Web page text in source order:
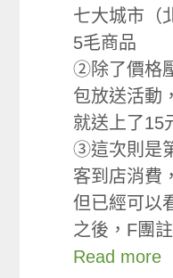
七大城市（
5毛商品
②除了價格
包放送活動
就送上了15
③這次則是
客到店消費
但已經可以
之後，F團
Read more